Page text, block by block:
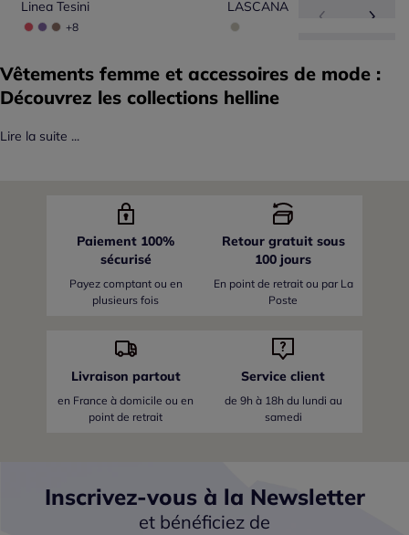
Linea Tesini
+8
LASCANA
Vêtements femme et accessoires de mode :
Découvrez les collections helline
Lire la suite ...
Paiement 100%
sécurisé
Payez comptant ou en
plusieurs fois
Retour gratuit sous
100 jours
En point de retrait ou par La
Poste
Livraison partout
en France à domicile ou en
point de retrait
Service client
de 9h à 18h du lundi au
samedi
Inscrivez-vous à la Newsletter
et bénéficiez de